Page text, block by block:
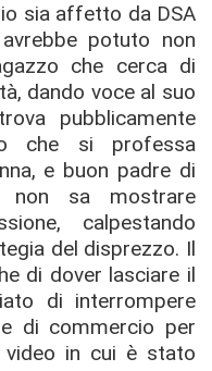
sia affetto da DSA
potuto non
che cerca di
dando voce al suo
pubblicamente
che si professa
e buon padre di
non sa mostrare
calpestando
del disprezzo. Il
di dover lasciare il
di interrompere
di commercio per
in cui è stato